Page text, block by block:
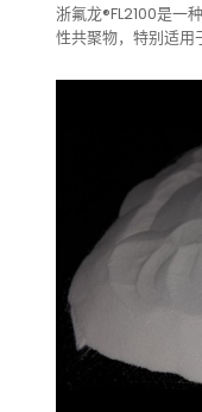
浙氟龙®FL2100是一
性共聚物，特别适